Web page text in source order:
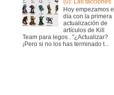
(0): Las facciones
Hoy empezamos el
día con la primera
actualización de
artículos de Kill
Team para legos . "¿Actualizar?
¡Pero si no los has terminado t...